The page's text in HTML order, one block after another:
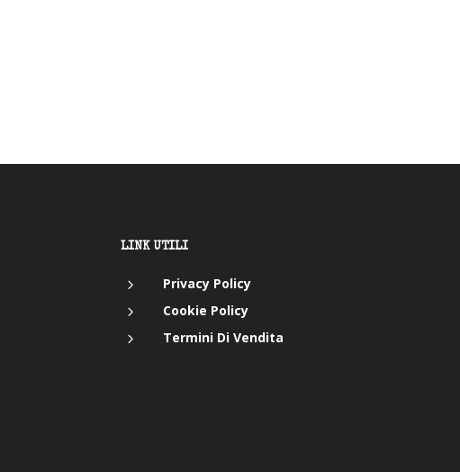
LINK UTILI
5 Privacy Policy
5 Cookie Policy
5 Termini Di Vendita